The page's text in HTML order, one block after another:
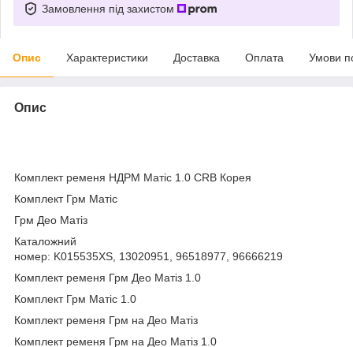
Замовлення під захистом
Опис Характеристики Доставка Оплата Умови
Опис
Комплект ременя НДРМ Матіс 1.0 CRB Корея
Комплект Грм Матіс
Грм Део Матіз
Каталожний
номер: K015535XS, 13020951, 96518977, 96666219
Комплект ременя Грм Део Матіз 1.0
Комплект Грм Матіс 1.0
Комплект ременя Грм на Део Матіз
Комплект ременя Грм на Део Матіз 1.0